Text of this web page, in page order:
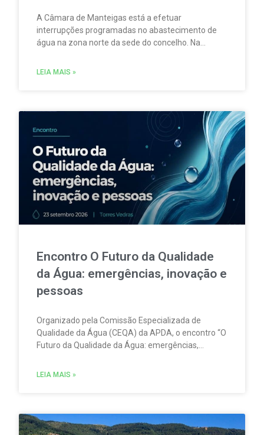
A Câmara de Manteigas está a efetuar
interrupções programadas no abastecimento de
água na zona norte da sede do concelho. Na
que abastecem um dos reservatórios que servem
LEIA MAIS »
Encontro O Futuro da Qualidade
da Água: emergências, inovação e
pessoas
Organizado pela Comissão Especializada de
Qualidade da Água (CEQA) da APDA, o encontro “O
Futuro da Qualidade da Água: emergências,
de Serviços e Comércio do Oeste, em Torres
LEIA MAIS »